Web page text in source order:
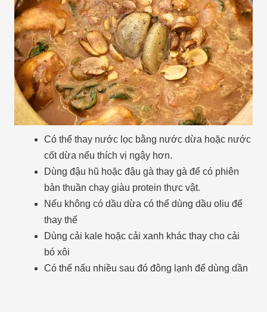
Có thể thay nước lọc bằng nước dừa hoặc nước
cốt dừa nếu thích vị ngậy hơn.
Dùng đậu hũ hoặc đậu gà thay gà để có phiên
bản thuần chay giàu protein thực vật.
Nếu không có dầu dừa có thể dùng dầu oliu để
thay thế
Dùng cải kale hoặc cải xanh khác thay cho cải
bó xôi
Có thể nấu nhiều sau đó đông lạnh để dùng dần